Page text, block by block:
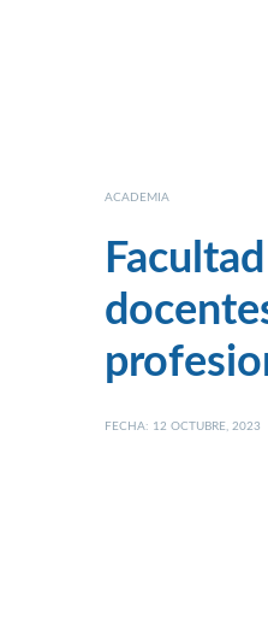
ACADEMIA
FECHA: 12 OCTUBRE, 2023